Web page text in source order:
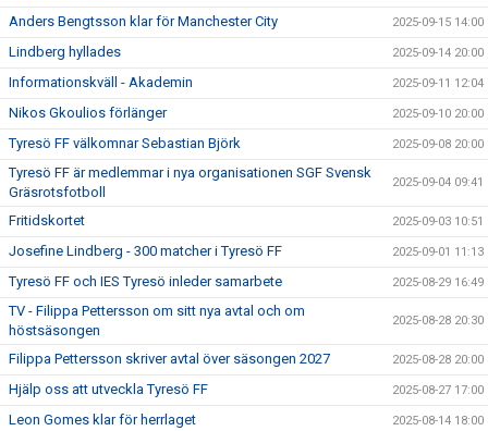
Anders Bengtsson klar för Manchester City 2025-09-15 14:00
Lindberg hyllades 2025-09-14 20:00
Informationskväll - Akademin 2025-09-11 12:04
Nikos Gkoulios förlänger 2025-09-10 20:00
Tyresö FF välkomnar Sebastian Björk 2025-09-08 20:00
Tyresö FF är medlemmar i nya organisationen SGF Svensk
Gräsrotsfotboll
2025-09-04 09:41
Fritidskortet 2025-09-03 10:51
Josefine Lindberg - 300 matcher i Tyresö FF 2025-09-01 11:13
Tyresö FF och IES Tyresö inleder samarbete 2025-08-29 16:49
TV - Filippa Pettersson om sitt nya avtal och om
höstsäsongen
2025-08-28 20:30
Filippa Pettersson skriver avtal över säsongen 2027 2025-08-28 20:00
Hjälp oss att utveckla Tyresö FF 2025-08-27 17:00
Leon Gomes klar för herrlaget 2025-08-14 18:00